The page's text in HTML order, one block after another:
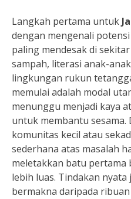
Langkah pertama untuk
dengan mengenali
paling mendesak di
sampah, literasi anak-
lingkungan rukun
memulai adalah modal
menunggu menjadi kaya
untuk membantu
komunitas kecil atau
sederhana atas masalah
meletakkan batu pertama
lebih luas. Tindakan
bermakna daripada